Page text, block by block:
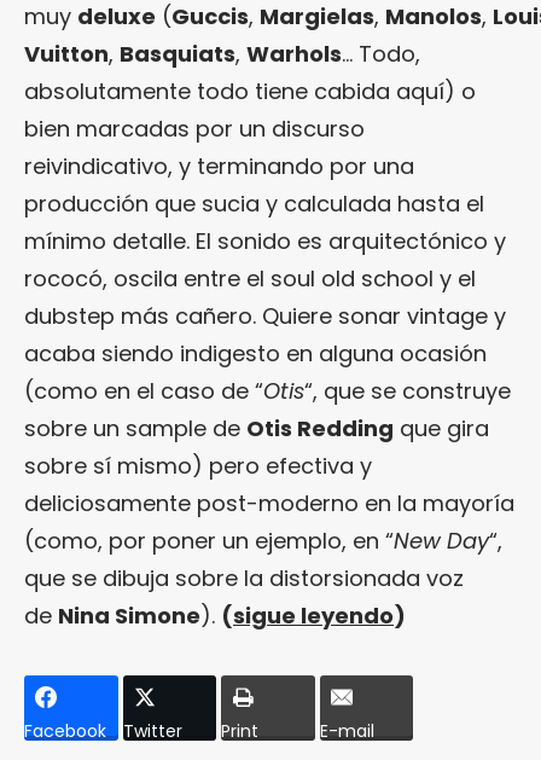
muy deluxe (Guccis, Margielas, Manolos,
Vuitton, Basquiats, Warhols… Todo,
absolutamente todo tiene cabida aquí) o
bien marcadas por un discurso
reivindicativo, y terminando por una
producción que sucia y calculada hasta el
mínimo detalle. El sonido es arquitectónico y
rococó, oscila entre el soul old school y el
dubstep más cañero. Quiere sonar vintage y
acaba siendo indigesto en alguna ocasión
(como en el caso de “Otis“, que se construye
sobre un sample de Otis Redding que gira
sobre sí mismo) pero efectiva y
deliciosamente post-moderno en la mayoría
(como, por poner un ejemplo, en “New Day“,
que se dibuja sobre la distorsionada voz
de Nina Simone). (sigue leyendo)
Facebook Twitter Print E-mail